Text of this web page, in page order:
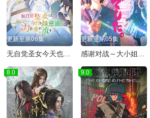
更新至第06集 更新至第05集
8.0 9.0